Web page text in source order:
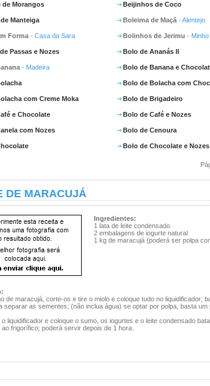
de Morangos Beijinhos de Coco
Manteiga Boleima de Maçã - Alentejo
Forma - Casa da Sara Bolinhos de Jerimu -
Passas e Nozes Bolo de Ananás II
- Madeira Bolo de Banana e
Bolo de Bolacha com
com Creme Moka Bolo de Brigadeiro
e Chocolate Bolo de Café e Nozes
com Nozes Bolo de Cenoura
Bolo de Chocolate e
DE MARACUJÁ
Ingredientes:
1 lata de leite condensado
2 embalagens de iogurte natural
1 kg de maracujá (poderá ser polpa
de maracujá, corte-os e tire o miolo e coloque tudo no liquidificador;
separar as sementes; (não inclua água) se optar por polpa, basta um
o liquidificador e coloque o sumo, os iogurtes e o leite condensado
ao frigorífico; poderá servir depois de 1 hora.